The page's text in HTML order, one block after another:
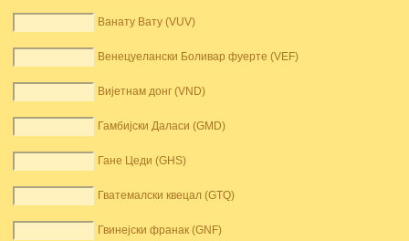
Ванату Вату (VUV)
Венецуелански Боливар фуерте (VEF)
Вијетнам донг (VND)
Гамбијски Даласи (GMD)
Гане Цеди (GHS)
Гватемалски квецал (GTQ)
Гвинејски франак (GNF)